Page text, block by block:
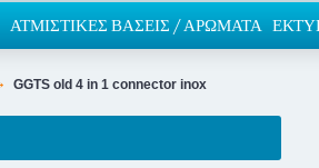
ΑΤΜΙΣΤΙΚΈΣ ΒΆΣΕΙΣ / ΑΡΏΜΑΤΑ
GGTS old 4 in 1 connector inox